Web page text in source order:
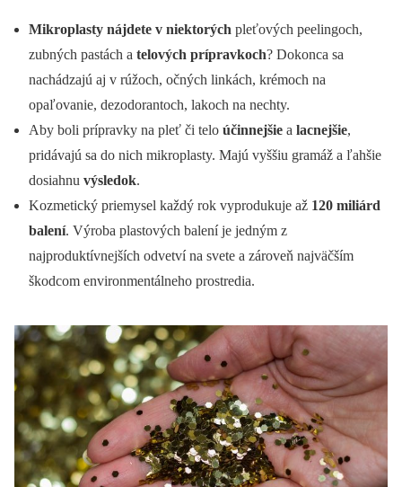
Mikroplasty nájdete v niektorých pleťových peelingoch,
zubných pastách a telových prípravkoch? Dokonca sa
nachádzajú aj v rúžoch, očných linkách, krémoch na
opaľovanie, dezodorantoch, lakoch na nechty.
Aby boli prípravky na pleť či telo účinnejšie a lacnejšie,
pridávajú sa do nich mikroplasty. Majú vyššiu gramáž a ľahšie
dosiahnu výsledok.
Kozmetický priemysel každý rok vyprodukuje až 120 miliárd
balení. Výroba plastových balení je jedným z
najproduktívnejších odvetví na svete a zároveň najväčším
škodcom environmentálneho prostredia.